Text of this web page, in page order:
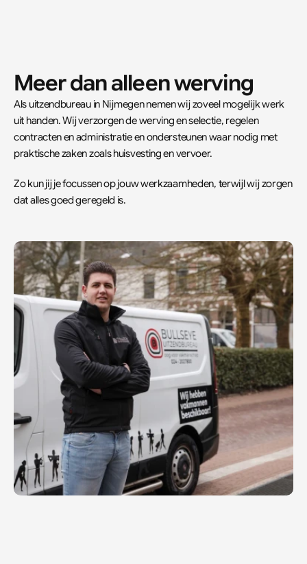
Meer dan alleen werving
Als uitzendbureau in Nijmegen nemen wij zoveel mogelijk werk
uit handen. Wij verzorgen de werving en selectie, regelen
contracten en administratie en ondersteunen waar nodig met
praktische zaken zoals huisvesting en vervoer.
Zo kun jij je focussen op jouw werkzaamheden, terwijl wij zorgen
dat alles goed geregeld is.